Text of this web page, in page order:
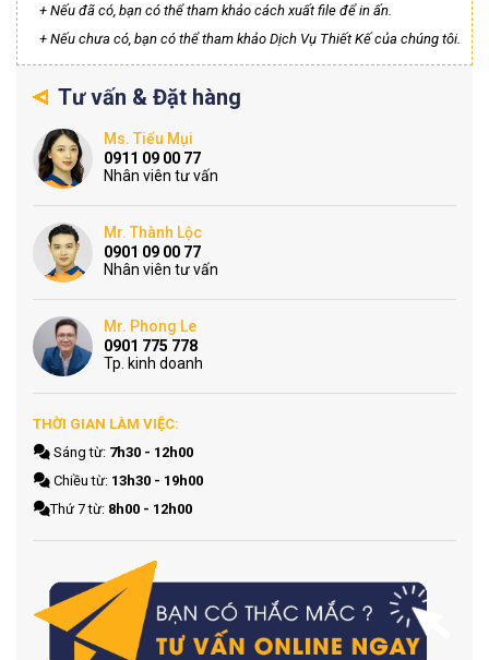
+ Nếu đã có, bạn có thể tham khảo cách xuất file để in ấn.
+ Nếu chưa có, bạn có thể tham khảo Dịch Vụ Thiết Kế của chúng tôi.
Tư vấn & Đặt hàng
Ms. Tiểu Mụi
0911 09 00 77
Nhân viên tư vấn
Mr. Thành Lộc
0901 09 00 77
Nhân viên tư vấn
Mr. Phong Le
0901 775 778
Tp. kinh doanh
THỜI GIAN LÀM VIỆC:
Sáng từ: 7h30 - 12h00
Chiều từ: 13h30 - 19h00
Thứ 7 từ: 8h00 - 12h00